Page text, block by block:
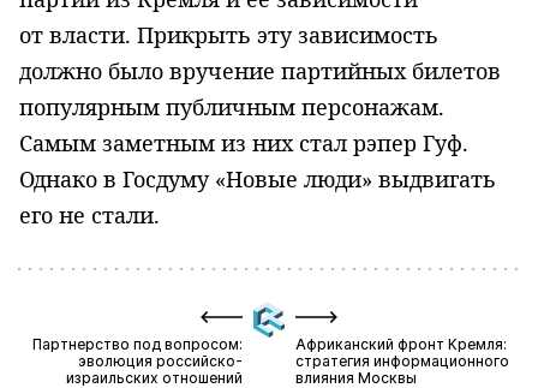
от власти. Прикрыть эту зависимость
должно было вручение партийных билетов
популярным публичным персонажам.
Самым заметным из них стал рэпер Гуф.
Однако в Госдуму «Новые люди» выдвигать
его не стали.
Партнерство под вопросом:
эволюция российско-
израильских отношений
Африканский фронт Кремля:
стратегия информационного
влияния Москвы